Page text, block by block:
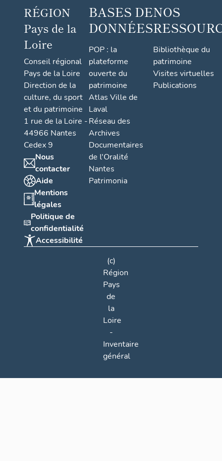
RÉGION
Pays de la
Loire
Conseil régional
Pays de la Loire
Direction de la
culture, du sport
et du patrimoine
1 rue de la Loire -
44966 Nantes
Cedex 9
Nous
contacter
Aide
Mentions
légales
Politique de
confidentialité
Accessibilité
BASES DE
DONNÉES
POP : la
plateforme
ouverte du
patrimoine
Atlas Ville de
Laval
Réseau des
Archives
Documentaires
de l'Oralité
Nantes
Patrimonia
NOS
Bibliothèque du
patrimoine
Visites virtuelles
Publications
(c)
Région
Pays
de
la
Loire
-
Inventaire
général